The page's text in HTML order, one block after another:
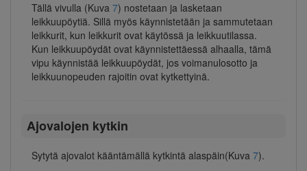
Tällä vivulla (Kuva 7) nostetaan ja lasketaan
leikkuupöytiä. Sillä myös käynnistetään ja sammutetaan
leikkurit, kun leikkurit ovat käytössä ja leikkuutilassa.
Kun leikkuupöydät ovat käynnistettäessä alhaalla, tämä
vipu käynnistää leikkuupöydät, jos voimanulosotto ja
leikkuunopeuden rajoitin ovat kytkettyinä.
Ajovalojen kytkin
Sytytä ajovalot kääntämällä kytkintä alaspäin(Kuva 7).